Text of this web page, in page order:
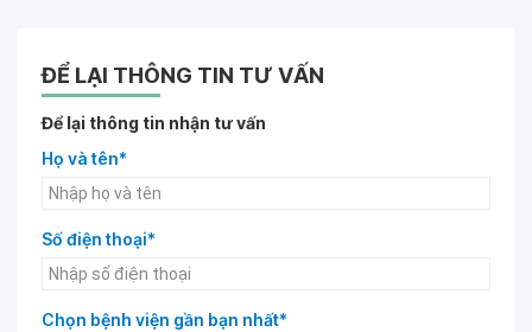
ĐỂ LẠI THÔNG TIN TƯ VẤN
Để lại thông tin nhận tư vấn
Họ và tên*
Số điện thoại*
Chọn bệnh viện gần bạn nhất*